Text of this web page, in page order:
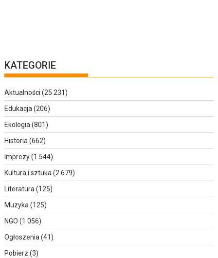
KATEGORIE
Aktualności (25 231)
Edukacja(206)
Ekologia(801)
Historia(662)
Imprezy(1 544)
Kultura i sztuka(2 679)
Literatura(125)
Muzyka(125)
NGO (1 056)
Ogłoszenia(41)
Pobierz (3)